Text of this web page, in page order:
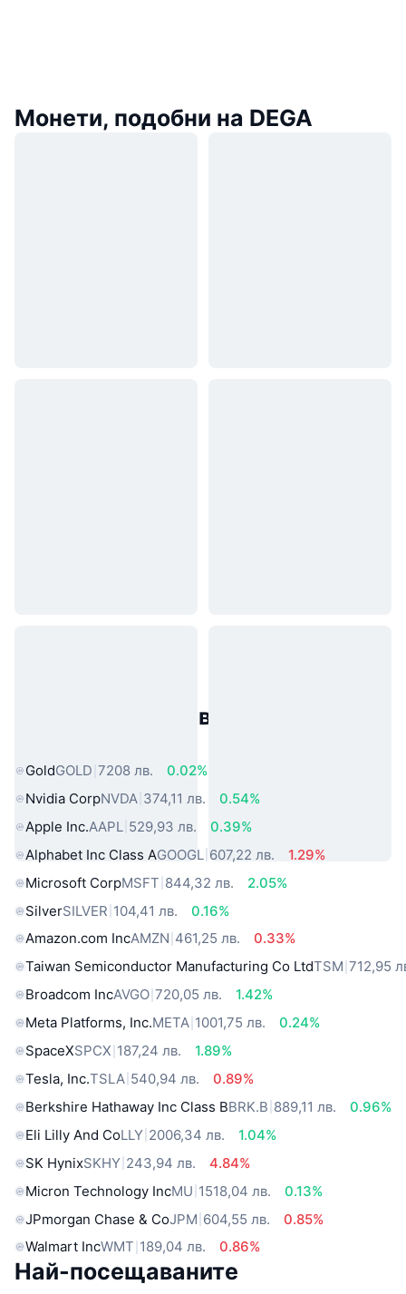
Монети, подобни на DEGA
Популярни активи от реалния
GoldGOLD 7208 лв.
0.02%
Nvidia CorpNVDA 374,11 лв.
0.54%
Apple Inc.AAPL 529,93 лв.
0.39%
Alphabet Inc Class AGOOGL 607,22 лв.
1.29%
Microsoft CorpMSFT 844,32 лв.
2.05%
SilverSILVER 104,41 лв.
0.16%
Amazon.com IncAMZN 461,25 лв.
0.33%
Taiwan Semiconductor Manufacturing Co LtdTSM 712,95
Broadcom IncAVGO 720,05 лв.
1.42%
Meta Platforms, Inc.META 1001,75 лв.
0.24%
SpaceXSPCX 187,24 лв.
1.89%
Tesla, Inc.TSLA 540,94 лв.
0.89%
Berkshire Hathaway Inc Class BBRK.B 889,11 лв.
0.96%
Eli Lilly And CoLLY 2006,34 лв.
1.04%
SK HynixSKHY 243,94 лв.
4.84%
Micron Technology IncMU 1518,04 лв.
0.13%
JPmorgan Chase & CoJPM 604,55 лв.
0.85%
Walmart IncWMT 189,04 лв. 0.86%
Най-посещаваните